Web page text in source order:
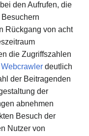
den Aufrufen, die
Rückgang von acht
die Zugriffszahlen
Webcrawler deutlich
der Beitragenden
der
abnehmen
Besuch der
Nutzer von